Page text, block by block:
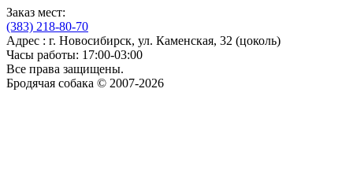
Заказ мест:
(383) 218-80-70
Адрес : г. Новосибирск, ул. Каменская, 32 (цоколь)
Часы работы: 17:00-03:00
Все права защищены.
Бродячая собака © 2007-2026